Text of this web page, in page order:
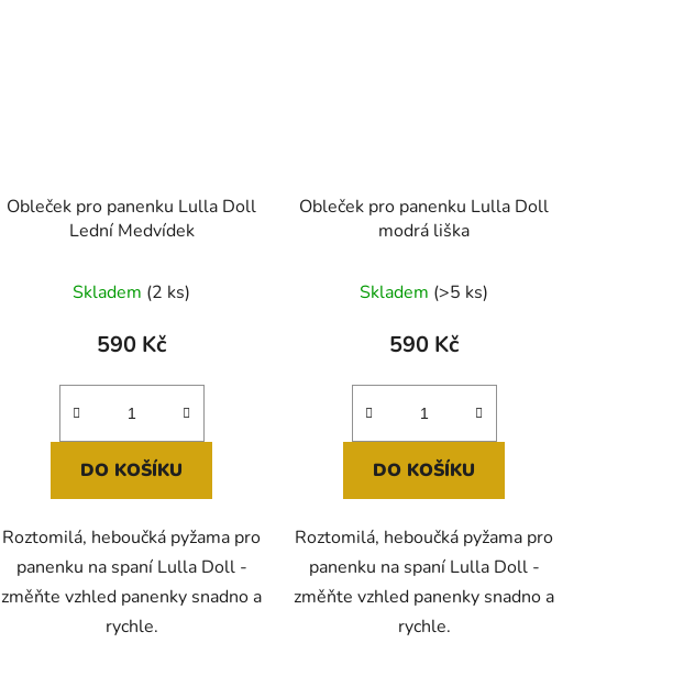
Obleček pro panenku Lulla Doll
Lední Medvídek
Skladem (2 ks)
590 Kč
DO KOŠÍKU
Roztomilá, heboučká pyžama pro
panenku na spaní Lulla Doll -
změňte vzhled panenky snadno a
rychle.
Obleček pro panenku Lulla Doll
modrá liška
Skladem (>5 ks)
590 Kč
DO KOŠÍKU
Roztomilá, heboučká pyžama pro
panenku na spaní Lulla Doll -
změňte vzhled panenky snadno a
rychle.